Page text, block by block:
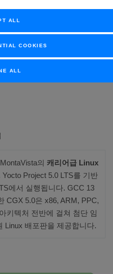
.
요소로서, RTOS에 버금가는
위해 특별히 설계된 임베디드
료, 항공우주 등 다양한 스마
보안성과 유지관리성을 보장
의 캐리어급 Linux
Project 5.0 LTS를 기반
에서 실행됩니다. GCC 13
CGX 5.0은 x86, ARM, PPC,
키텍처 전반에 걸쳐 첨단 임
Linux 배포판을 제공합니다.
ALL
COOKIES
ALL